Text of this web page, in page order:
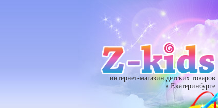
интернет-магазин детских товаров
в Екатеринбурге